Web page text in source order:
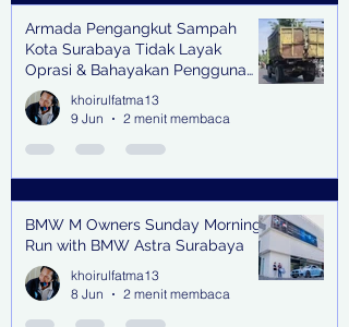
Armada Pengangkut Sampah
Kota Surabaya Tidak Layak
Oprasi & Bahayakan Pengguna
Jalan
khoirulfatma13
9 Jun
2 menit membaca
BMW M Owners Sunday Morning
Run with BMW Astra Surabaya
khoirulfatma13
8 Jun
2 menit membaca